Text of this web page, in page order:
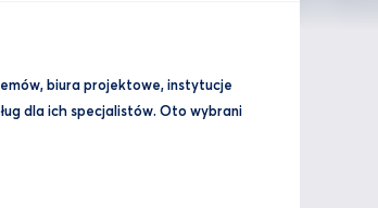
biura projektowe, instytucje
dla ich specjalistów. Oto wybrani